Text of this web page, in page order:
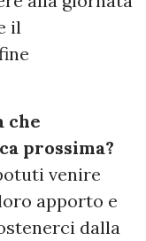
il
che
prossima?
venire
apporto e
dalla